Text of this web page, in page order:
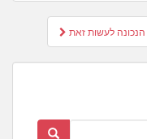
לעשות זאת